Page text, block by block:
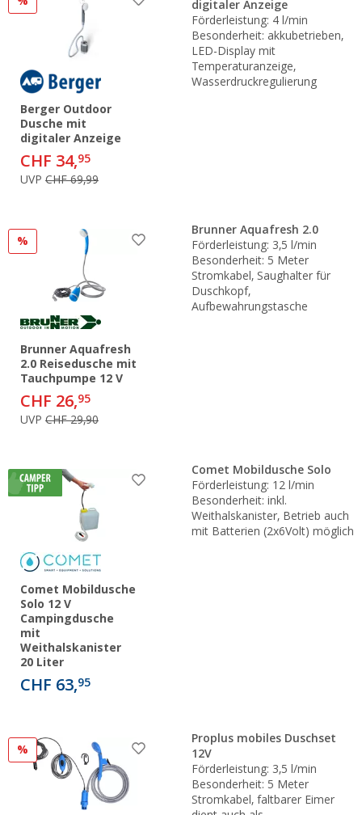
Berger Outdoor
Dusche mit
digitaler Anzeige
CHF 34,95
UVP CHF 69,99
digitaler Anzeige
Förderleistung: 4 l/min
Besonderheit: akkubetrieben,
LED-Display mit
Temperaturanzeige,
Wasserdruckregulierung
%
Brunner Aquafresh
2.0 Reisedusche mit
Tauchpumpe 12 V
CHF 26,95
UVP CHF 29,90
Brunner Aquafresh 2.0
Förderleistung: 3,5 l/min
Besonderheit: 5 Meter
Stromkabel, Saughalter für
Duschkopf,
Aufbewahrungstasche
Comet Mobildusche
Solo 12 V
Campingdusche
mit
Weithalskanister
20 Liter
CHF 63,95
Comet Mobildusche Solo
Förderleistung: 12 l/min
Besonderheit: inkl.
Weithalskanister, Betrieb auch
mit Batterien (2x6Volt) möglich
%
Proplus mobiles Duschset
12V
Förderleistung: 3,5 l/min
Besonderheit: 5 Meter
Stromkabel, faltbarer Eimer